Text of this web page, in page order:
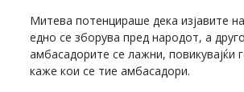
Митева потенцираше дека изјавите
едно се зборува пред народот, а
амбасадорите се лажни, повикувајќи
каже кои се тие амбасадори.